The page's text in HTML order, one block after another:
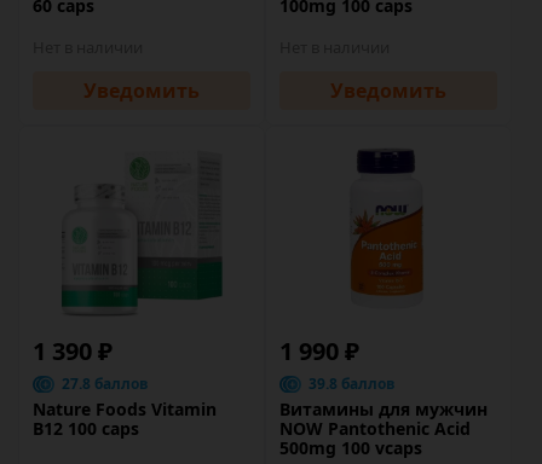
60 caps
Уведомить
100mg 100 caps
Уведомить
1 390 ₽
27.8 баллов
Nature Foods Vitamin
B12 100 caps
1 990 ₽
39.8 баллов
Витамины для мужчин
NOW Pantothenic Acid
500mg 100 vcaps